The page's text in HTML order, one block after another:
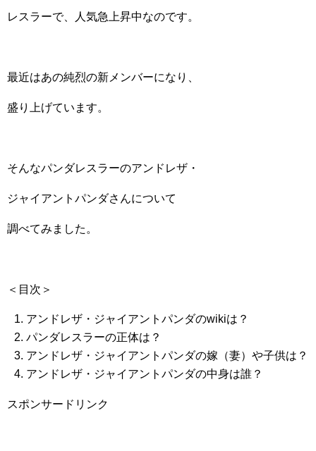
レスラーで、人気急上昇中なのです。
最近はあの純烈の新メンバーになり、
盛り上げています。
そんなパンダレスラーのアンドレザ・
ジャイアントパンダさんについて
調べてみました。
＜目次＞
アンドレザ・ジャイアントパンダのwikiは？
パンダレスラーの正体は？
アンドレザ・ジャイアントパンダの嫁（妻）や子供は？
アンドレザ・ジャイアントパンダの中身は誰？
スポンサードリンク